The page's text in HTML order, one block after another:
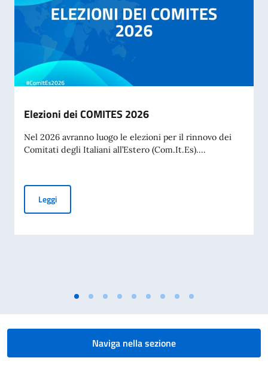
Elezioni dei COMITES 2026
Nel 2026 avranno luogo le elezioni per il rinnovo dei
Comitati degli Italiani all’Estero (Com.It.Es)....
LeggiElezioni dei COMITES 2026
Naviga nella sezione